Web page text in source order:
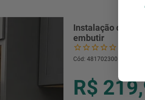
Instalação de
embutir
Cód: 481702300
R$
3º
revestimento
porta
vaso sanitário
tinta
cadeira